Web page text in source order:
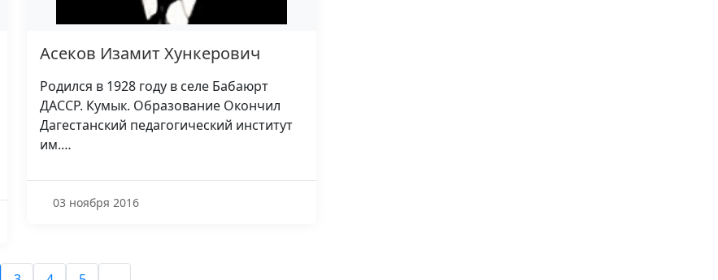
Асеков Изамит Хункерович
Родился в 1928 году в селе Бабаюрт
ДАССР. Кумык. Образование Окончил
Дагестанский педагогический институт
им.…
03 ноября 2016